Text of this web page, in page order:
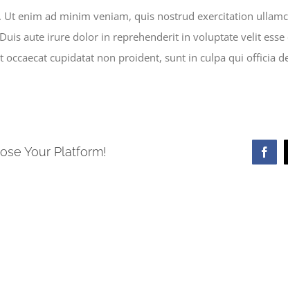
Ut enim ad minim veniam, quis nostrud exercitation
aute irure dolor in reprehenderit in voluptate velit
occaecat cupidatat non proident, sunt in culpa qui officia
Your Platform!